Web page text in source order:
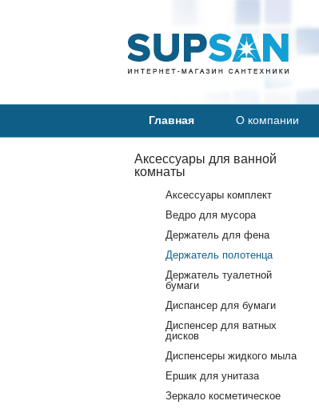
Главная О компании
Аксессуары для ванной
комнаты
Аксессуары комплект
Ведро для мусора
Держатель для фена
Держатель полотенца
Держатель туалетной
бумаги
Диспансер для бумаги
Диспенсер для ватных
дисков
Диспенсеры жидкого мыла
Ершик для унитаза
Зеркало косметическое